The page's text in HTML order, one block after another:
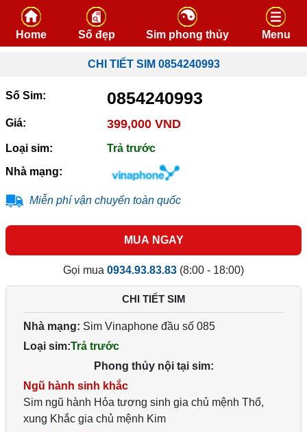
Skip to content
Home Số đẹp Sim phong thủy Menu
CHI TIẾT SIM 0854240993
Số Sim: 0854240993
Giá: 399,000 VND
Loại sim:
Trả trước
Nhà mạng:
Miễn phí vận chuyển toàn quốc
MUA NGAY
Gọi mua 0934.93.83.83 (8:00 - 18:00)
CHI TIẾT SIM
Nhà mạng: Sim Vinaphone đầu số 085
Loại sim:Trả trước
Phong thủy nội tại sim:
Ngũ hành sinh khắc
Sim ngũ hành Hỏa tương sinh gia chủ mệnh Thổ,
xung Khắc gia chủ mệnh Kim